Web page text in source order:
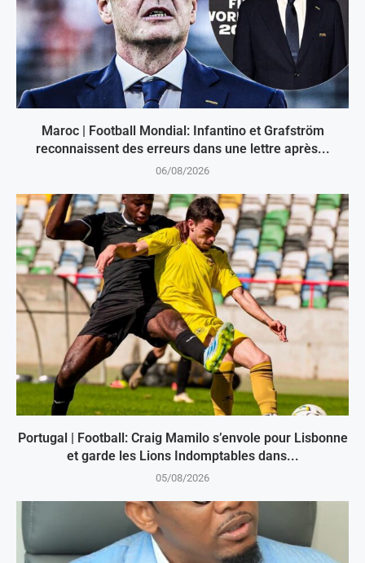
Maroc | Football Mondial: Infantino et Grafström
reconnaissent des erreurs dans une lettre après...
06/08/2026
Portugal | Football: Craig Mamilo s’envole pour Lisbonne
et garde les Lions Indomptables dans...
05/08/2026